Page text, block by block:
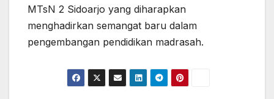
MTsN 2 Sidoarjo yang diharapkan
menghadirkan semangat baru dalam
pengembangan pendidikan madrasah.